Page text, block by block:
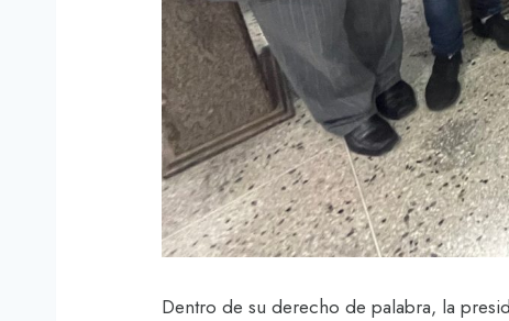
Dentro de su derecho de palabra, la